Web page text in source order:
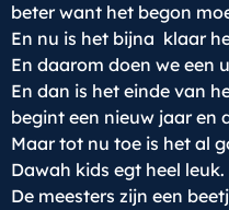
beter want het begon
En nu is het bijna klaar
En daarom doen we een
En dan is het einde van
begint een nieuw jaar en
Maar tot nu toe is het al
Dawah kids egt heel leuk.
De meesters zijn een